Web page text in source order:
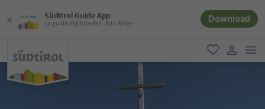
Südtirol Guide App
La guida digitale dell´Alto Adige Download
favoriti
user link